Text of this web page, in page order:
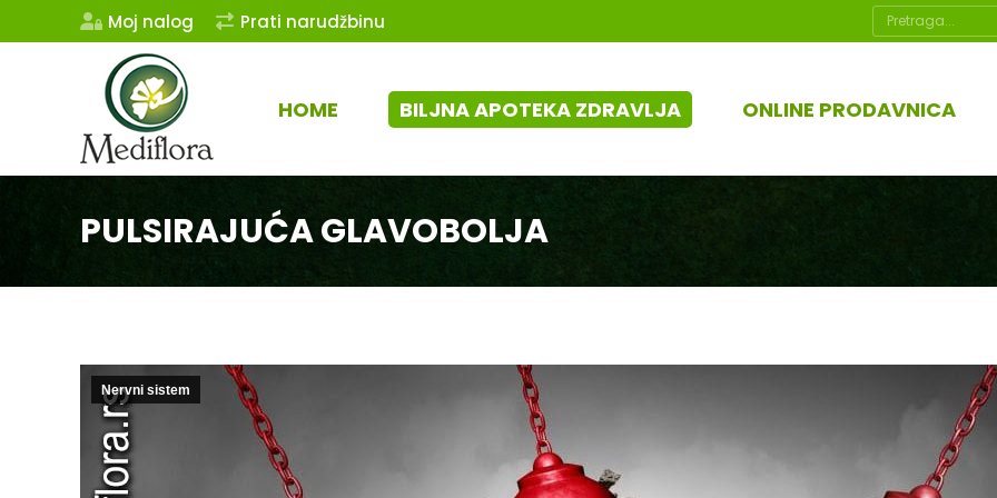
Moj nalog Prati narudžbinu Search:
HOME BILJNA APOTEKA ZDRAVLJA ONLINE PRODAVNICA
PULSIRAJUĆA GLAVOBOLJA
Nervni sistem